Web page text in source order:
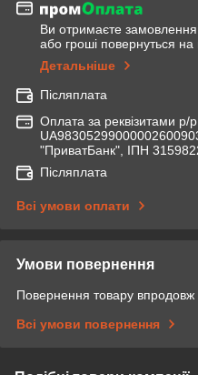
Ви отримаєте замовлення
або гроші повернуться на
Детальніше
Післяплата
Оплата за реквізитами р/р
"ПриватБанк", ІПН
Післяплата
Всі умови оплати
Умови повернення
Повернення товару впродовж
Всі умови повернення